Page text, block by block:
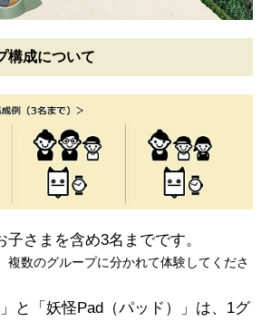
構成について
さまを含め3名までです。
数のグループに分かれて体験してくださ
と「妖怪Pad（パッド）」は、1グ